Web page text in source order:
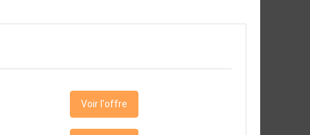
Voir l'offre